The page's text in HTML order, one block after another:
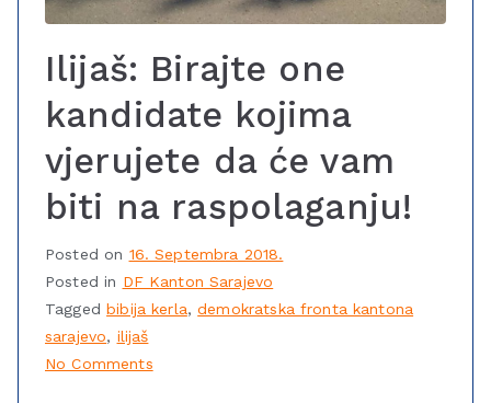
Ilijaš: Birajte one
kandidate kojima
vjerujete da će vam
biti na raspolaganju!
Posted on 16. Septembra 2018.
Posted in DF Kanton Sarajevo
Taggedbibija kerla,demokratska fronta kantona
sarajevo, ilijaš
No Comments